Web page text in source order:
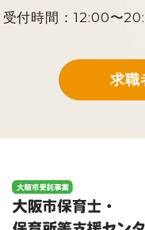
受付時間：12:00〜
求職